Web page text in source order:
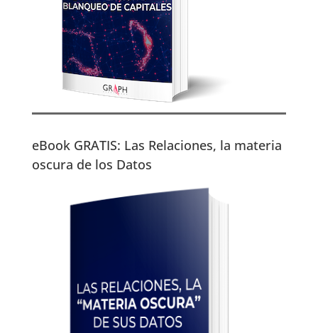
eBook GRATIS: Las Relaciones, la materia
oscura de los Datos